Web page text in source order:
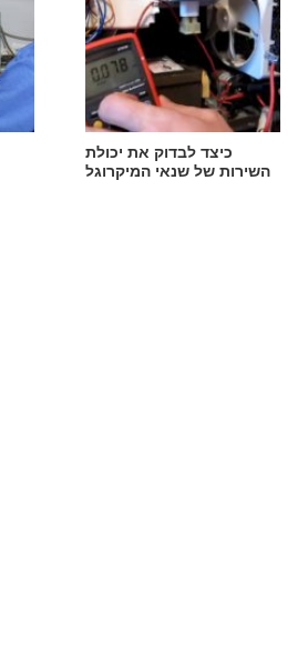
כיצד לבדוק את יכולת
השירות של שנאי המיקרוגל